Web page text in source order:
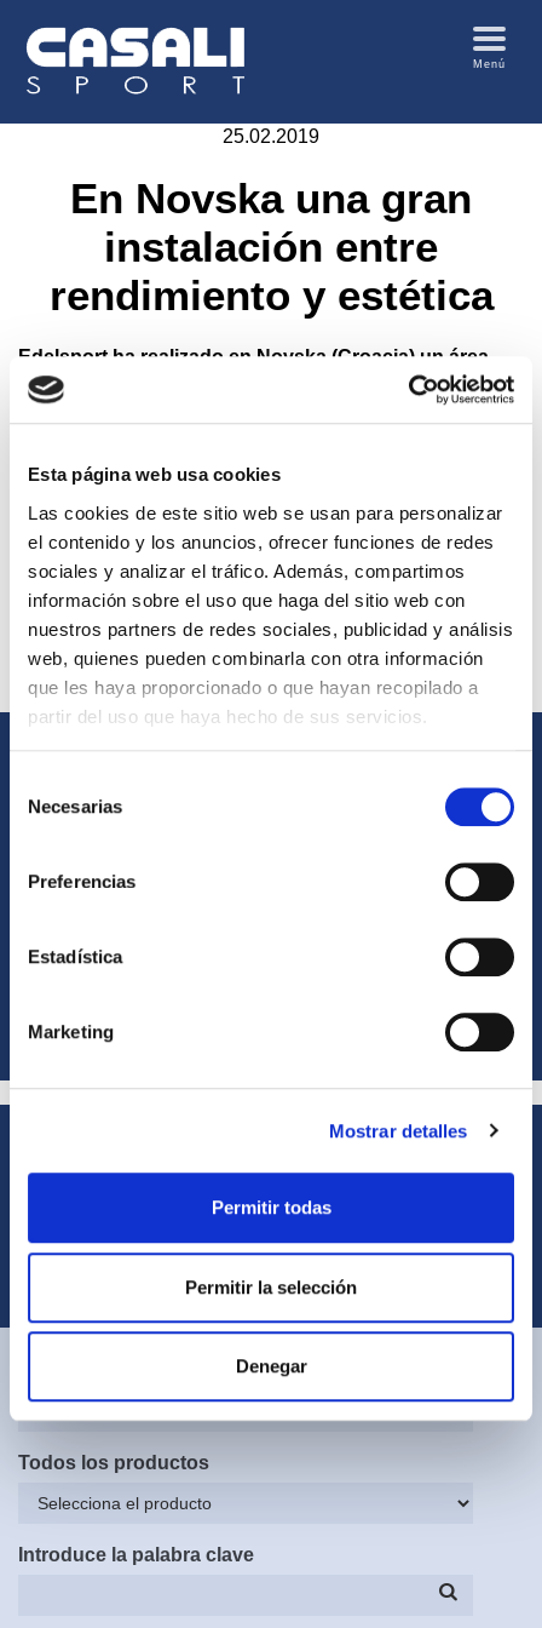
Esta página web usa cookies
Las cookies de este sitio web se usan para personalizar
el contenido y los anuncios, ofrecer funciones de redes
sociales y analizar el tráfico. Además, compartimos
información sobre el uso que haga del sitio web con
nuestros partners de redes sociales, publicidad y análisis
web, quienes pueden combinarla con otra información
que les haya proporcionado o que hayan recopilado a
partir del uso que haya hecho de sus servicios.
Necesarias
Preferencias
Estadística
Marketing
Mostrar detalles
Permitir todas
Permitir la selección
Denegar
Menú
25.02.2019
En Novska una gran
instalación entre
rendimiento y estética
Edelsport ha realizado en Novska (Croacia) un área
deportiva polivalente de 2.010 m²
para practicar
baloncesto,
; el sistema elegido,
gránulos de caucho SBR colada in situ
máxima homogeneidad
totalmentesin uniones.
Esto, una vez aplicado elacabado de resina acrílica
coloreada, garantiza un aspecto estético excelente y un
rendimiento perfectamente concorde con el deseado
gracias a lapersonalización del grosor durante el
proceso de fabricación de la pista.
Todos los productos
Introduce la palabra clave